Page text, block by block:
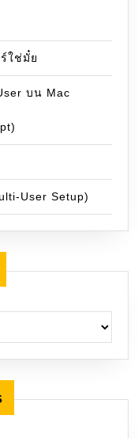
ใช่มั๋ย
บน Mac
User Setup)